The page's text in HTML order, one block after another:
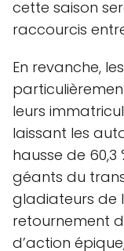
cette saison
raccourcis
En revanche,
leurs
laissant les
hausse de 60,3
géants du
gladiateurs de
retournement
d’action